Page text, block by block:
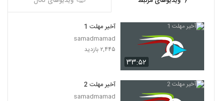
۳۳:۵۲
آخیر مهلت 1
samadmamad
۲,۴۴۵ بازدید
آخیر مهلت 2
samadmamad